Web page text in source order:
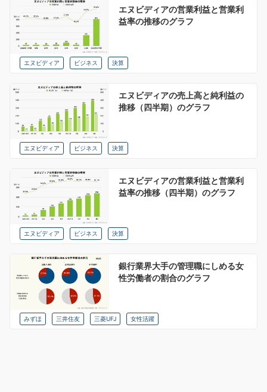
エヌビディアの営業利益と営業利
益率の推移のグラフ
エヌビディア ビジネス 決算
エヌビディアの売上高と純利益の
推移（四半期）のグラフ
エヌビディア ビジネス 決算
エヌビディアの営業利益と営業利
益率の推移（四半期）のグラフ
エヌビディア ビジネス 決算
銀行業界大手の管理職にしめる女
性労働者の割合のグラフ
みずほ 三井住友 三菱UFJ 女性活躍